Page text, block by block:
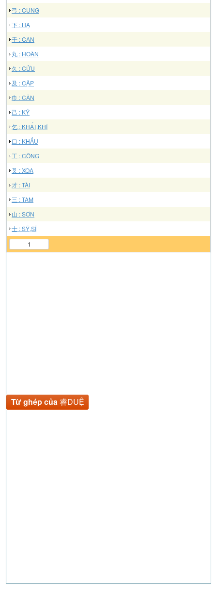
弓 : CUNG
下 : HẠ
干 : CAN
丸 : HOÀN
久 : CỬU
及 : CẬP
巾 : CÂN
己 : KỶ
乞 : KHẤT,KHÍ
口 : KHẨU
工 : CÔNG
叉 : XOA
才 : TÀI
三 : TAM
山 : SƠN
士 : SỸ,SĨ
1
Từ ghép của睿DUỆ